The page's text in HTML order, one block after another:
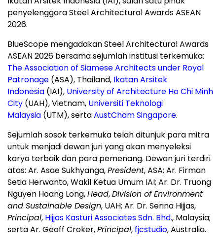
penyelenggara Steel Architectural Awards ASEAN
2026.
BlueScope mengadakan Steel Architectural Awards
ASEAN 2026 bersama sejumlah institusi terkemuka:
The Association of Siamese Architects under Royal
Patronage (ASA), Thailand, Ikatan Arsitek
Indonesia (IAI), University of Architecture Ho Chi Minh
City (UAH), Vietnam, Universiti Teknologi
Malaysia (UTM), sertaAustCham Singapore.
Sejumlah sosok terkemuka telah ditunjuk para mitra
untuk menjadi dewan juri yang akan menyeleksi
karya terbaik dan para pemenang. Dewan juri terdiri
atas: Ar. Asae Sukhyanga,President, ASA; Ar. Firman
Setia Herwanto, Wakil Ketua Umum IAI; Ar. Dr. Truong
Nguyen Hoang Long,Head,Division of Environment
and Sustainable Design, UAH; Ar. Dr. Serina Hijjas,
Principal, Hijjas Kasturi Associates Sdn. Bhd., Malaysia;
serta Ar. Geoff Croker,Principal, fjcstudio,Australia.